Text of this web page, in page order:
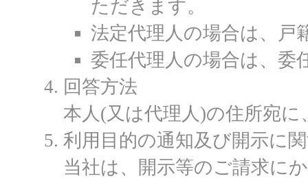
ただきます。
法定代理人の場合は、戸
委任代理人の場合は、委
回答方法
本人(又は代理人)の住所宛
利用目的の通知及び開示に
当社は、開示等のご請求に